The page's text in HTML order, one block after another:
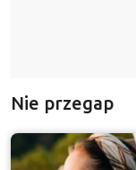
Nie przegap